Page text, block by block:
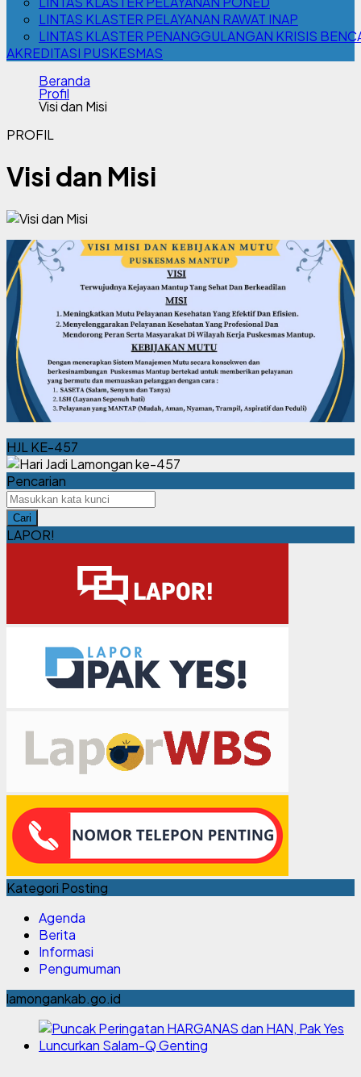
LINTAS KLASTER PELAYANAN RAWAT INAP
LINTAS KLASTER PENANGGULANGAN KRISIS
AKREDITASI PUSKESMAS
Beranda
Profil
Visi dan Misi
PROFIL
Visi dan Misi
HJL KE-457
Pencarian
Cari
LAPOR!
Kategori Posting
Agenda
Berita
Informasi
Pengumuman
lamongankab.go.id